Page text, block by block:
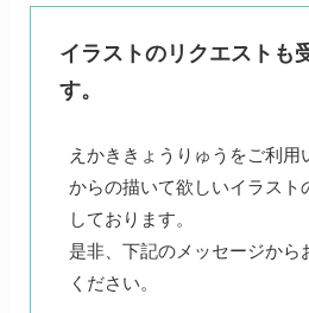
イラストのリクエストも
す。
えかききょうりゅうをご利用
からの描いて欲しいイラスト
しております。
是非、下記のメッセージから
ください。